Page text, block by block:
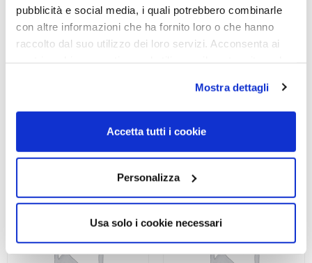
pubblicità e social media, i quali potrebbero combinarle
con altre informazioni che ha fornito loro o che hanno
raccolto dal suo utilizzo dei loro servizi. Acconsenta ai
Mostra dettagli
Accetta tutti i cookie
Personalizza
Usa solo i cookie necessari
OCCHIALE DA SOLE,
VOGUE
0VO5678SB 2386T5 55
OCCHIALE DA SOLE,
VOGUE
2386T5 55
112,00€ 78,40€